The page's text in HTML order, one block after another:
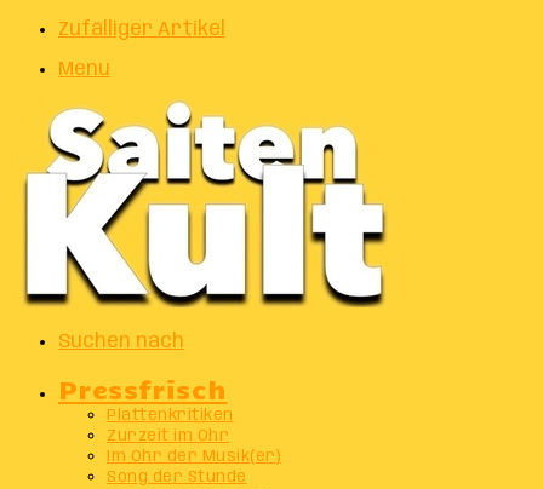
Zufälliger Artikel
Menu
Suchen nach
Pressfrisch
Plattenkritiken
Zurzeit im Ohr
Im Ohr der Musik(er)
Song der Stunde